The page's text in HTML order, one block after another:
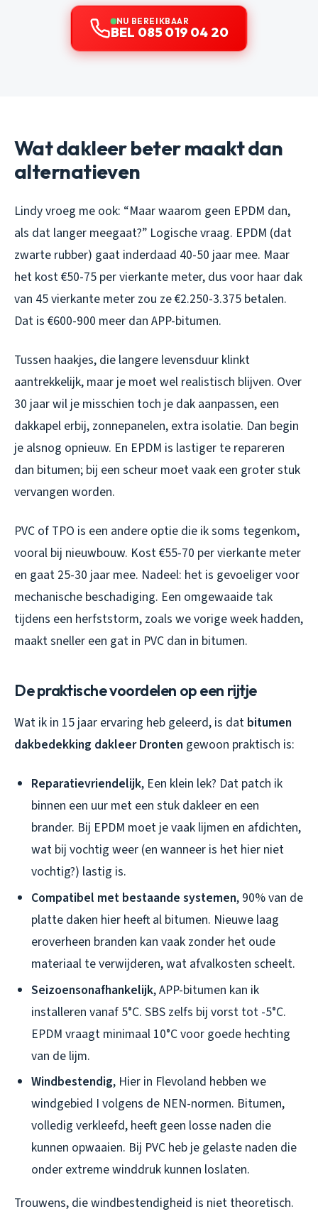
NU BEREIKBAAR
BEL 085 019 04 20
Wat dakleer beter maakt dan
alternatieven
Lindy vroeg me ook: “Maar waarom geen EPDM dan,
als dat langer meegaat?” Logische vraag. EPDM (dat
zwarte rubber) gaat inderdaad 40-50 jaar mee. Maar
het kost €50-75 per vierkante meter, dus voor haar dak
van 45 vierkante meter zou ze €2.250-3.375 betalen.
Dat is €600-900 meer dan APP-bitumen.
Tussen haakjes, die langere levensduur klinkt
aantrekkelijk, maar je moet wel realistisch blijven. Over
30 jaar wil je misschien toch je dak aanpassen, een
dakkapel erbij, zonnepanelen, extra isolatie. Dan begin
je alsnog opnieuw. En EPDM is lastiger te repareren
dan bitumen; bij een scheur moet vaak een groter stuk
vervangen worden.
PVC of TPO is een andere optie die ik soms tegenkom,
vooral bij nieuwbouw. Kost €55-70 per vierkante meter
en gaat 25-30 jaar mee. Nadeel: het is gevoeliger voor
mechanische beschadiging. Een omgewaaide tak
tijdens een herfststorm, zoals we vorige week hadden,
maakt sneller een gat in PVC dan in bitumen.
De praktische voordelen op een rijtje
Wat ik in 15 jaar ervaring heb geleerd, is dat bitumen
dakbedekking dakleer Dronten gewoon praktisch is:
Reparatievriendelijk, Een klein lek? Dat patch ik
binnen een uur met een stuk dakleer en een
brander. Bij EPDM moet je vaak lijmen en afdichten,
wat bij vochtig weer (en wanneer is het hier niet
vochtig?) lastig is.
Compatibel met bestaande systemen, 90% van de
platte daken hier heeft al bitumen. Nieuwe laag
eroverheen branden kan vaak zonder het oude
materiaal te verwijderen, wat afvalkosten scheelt.
Seizoensonafhankelijk, APP-bitumen kan ik
installeren vanaf 5°C. SBS zelfs bij vorst tot -5°C.
EPDM vraagt minimaal 10°C voor goede hechting
van de lijm.
Windbestendig, Hier in Flevoland hebben we
windgebied I volgens de NEN-normen. Bitumen,
volledig verkleefd, heeft geen losse naden die
kunnen opwaaien. Bij PVC heb je gelaste naden die
onder extreme winddruk kunnen loslaten.
Trouwens, die windbestendigheid is niet theoretisch.